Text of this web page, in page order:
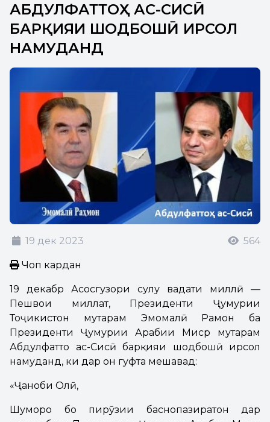
АБДУЛФАТТОҲ АС-СИСӢ
БАРҚИЯИ ШОДБОШӢ ИРСОЛ
НАМУДАНД
19 дек 2023 564
Чоп кардан
19 декабр Асосгузори сулҳу ваҳдати миллӣ —
Пешвои миллат, Президенти Ҷумҳурии
Тоҷикистон муҳтарам Эмомалӣ Раҳмон ба
Президенти Ҷумҳурии Арабии Миср муҳтарам
Абдулфаттоҳ ас-Сисӣ барқияи шодбошӣ ирсол
намуданд, ки дар он гуфта мешавад:
«Ҷаноби Олӣ,
Шуморо бо пирӯзии баҳснопазиратон дар